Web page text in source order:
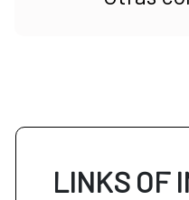
LINKS OF